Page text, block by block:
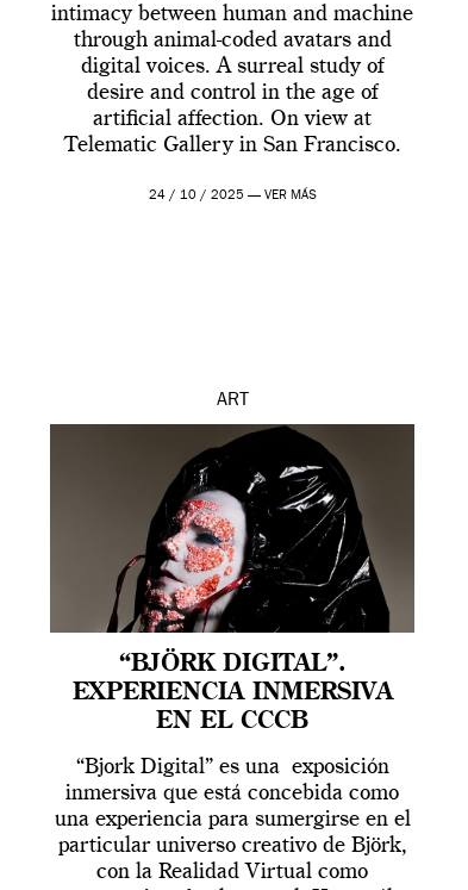
intimacy between human and machine
through animal-coded avatars and
digital voices. A surreal study of
desire and control in the age of
artificial affection. On view at
Telematic Gallery in San Francisco.
24 / 10 / 2025 — VER MÁS
ART
“BJÖRK DIGITAL”.
EXPERIENCIA INMERSIVA
EN EL CCCB
“Bjork Digital” es una exposición
inmersiva que está concebida como
una experiencia para sumergirse en el
particular universo creativo de Björk,
con la Realidad Virtual como